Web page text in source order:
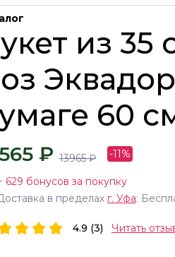
из 35
60
₽ 13965₽ -11%
629 бонусов за покупку
в пределах г. Уфа:
4.9 (3) Читать